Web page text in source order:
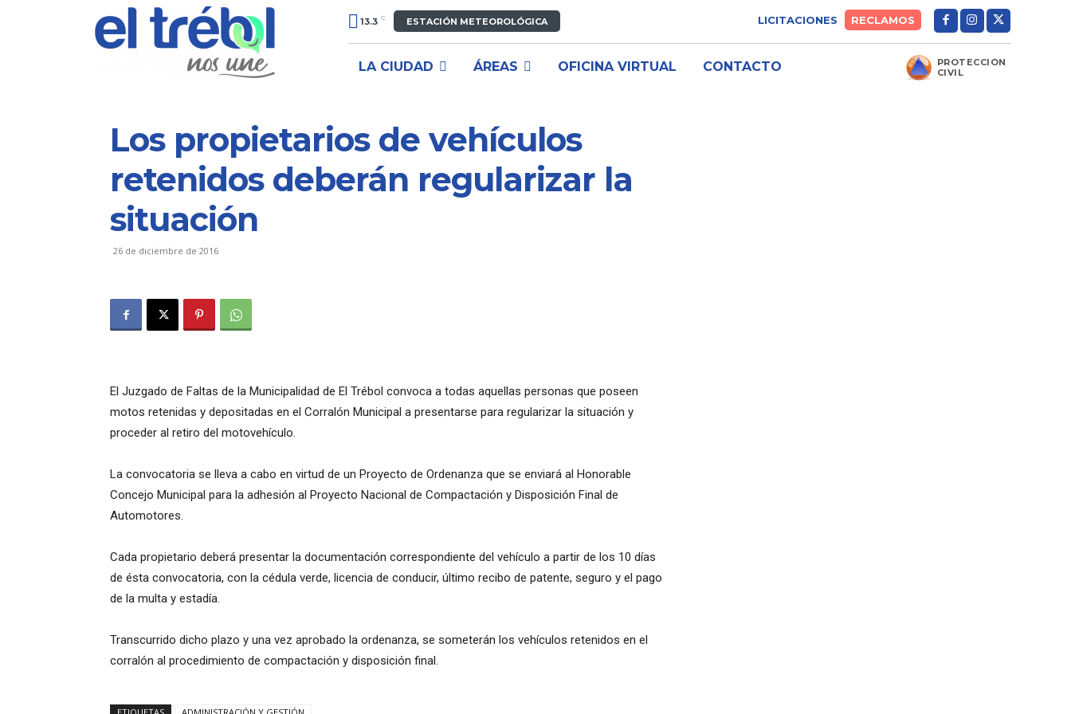
13.3 C ESTACIÓN METEOROLÓGICA LICITACIONES RECLAMOS
LA CIUDAD ÁREAS OFICINA VIRTUAL CONTACTO
PROTECCIÓN
CIVIL
Los propietarios de vehículos
retenidos deberán regularizar la
situación
26 de diciembre de 2016
El Juzgado de Faltas de la Municipalidad de El Trébol convoca a todas aquellas personas que poseen
motos retenidas y depositadas en el Corralón Municipal a presentarse para regularizar la situación y
proceder al retiro del motovehículo.
La convocatoria se lleva a cabo en virtud de un Proyecto de Ordenanza que se enviará al Honorable
Concejo Municipal para la adhesión al Proyecto Nacional de Compactación y Disposición Final de
Automotores.
Cada propietario deberá presentar la documentación correspondiente del vehículo a partir de los 10 días
de ésta convocatoria, con la cédula verde, licencia de conducir, último recibo de patente, seguro y el pago
de la multa y estadía.
Transcurrido dicho plazo y una vez aprobado la ordenanza, se someterán los vehículos retenidos en el
corralón al procedimiento de compactación y disposición final.